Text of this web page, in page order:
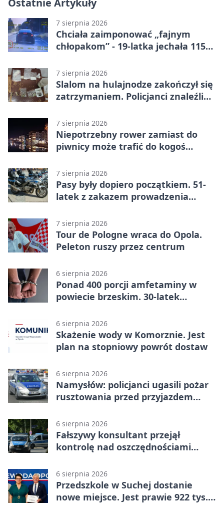
7 sierpnia 2026
Chciała zaimponować „fajnym
chłopakom” - 19-latka jechała 115
7 sierpnia 2026
Slalom na hulajnodze zakończył się
zatrzymaniem. Policjanci znaleźli
7 sierpnia 2026
Niepotrzebny rower zamiast do
piwnicy może trafić do kogoś
7 sierpnia 2026
Pasy były dopiero początkiem. 51-
latek z zakazem prowadzenia
7 sierpnia 2026
Tour de Pologne wraca do Opola.
Peleton ruszy przez centrum
6 sierpnia 2026
Ponad 400 porcji amfetaminy w
powiecie brzeskim. 30-latek
6 sierpnia 2026
Skażenie wody w Komorznie. Jest
plan na stopniowy powrót dostaw
6 sierpnia 2026
Namysłów: policjanci ugasili pożar
rusztowania przed przyjazdem
6 sierpnia 2026
Fałszywy konsultant przejął
kontrolę nad oszczędnościami
6 sierpnia 2026
Przedszkole w Suchej dostanie
nowe miejsce. Jest prawie 922 tys.